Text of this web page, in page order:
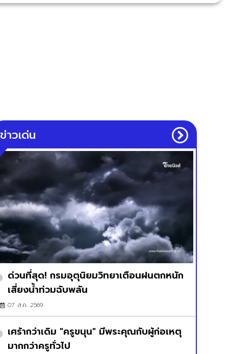
ข่าวเด่น
ด่วนที่สุด! กรมอุตุนิยมวิทยาเตือนฝนตกหนัก
เสี่ยงน้ำท่วมฉับพลัน
07 ส.ค. 2569
เศร้ากว่าเดิม "ครูขนุน" มีพระคุณกับผู้ก่อเหตุ
มากกว่าครูทั่วไป